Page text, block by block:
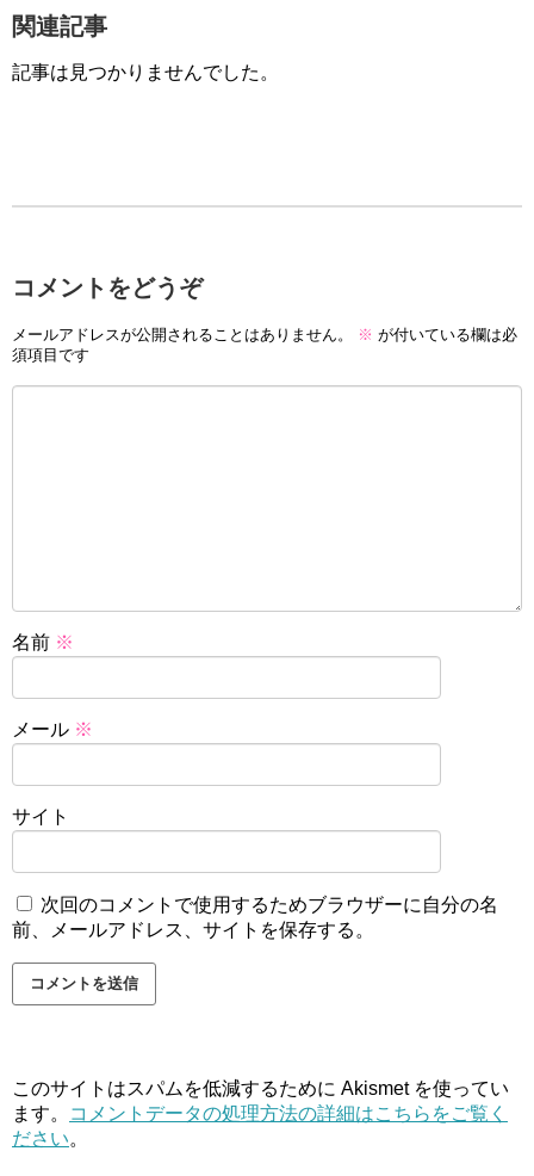
関連記事
記事は見つかりませんでした。
コメントをどうぞ
メールアドレスが公開されることはありません。 ※ が付いている欄は必
須項目です
名前 ※
メール ※
サイト
次回のコメントで使用するためブラウザーに自分の名
前、メールアドレス、サイトを保存する。
このサイトはスパムを低減するために Akismet を使ってい
ます。
コメントデータの処理方法の詳細はこちらをご覧く
ださい。